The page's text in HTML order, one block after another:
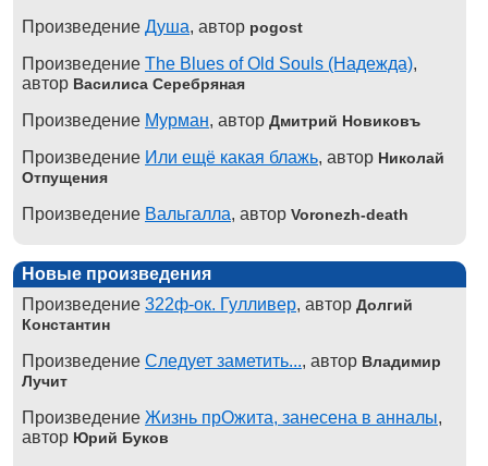
Произведение Душа, автор pogost
Произведение The Blues of Old Souls (Надежда),
автор Василиса Серебряная
Произведение Мурман, автор Дмитрий Новиковъ
Произведение Или ещё какая блажь, автор Николай
Отпущения
Произведение Вальгалла, автор Voronezh-death
Новые произведения
Произведение 322ф-ок. Гулливер, автор Долгий
Константин
Произведение Следует заметить..., автор Владимир
Лучит
Произведение Жизнь прОжита, занесена в анналы,
автор Юрий Буков